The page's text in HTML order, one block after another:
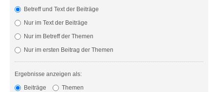
Betreff und Text der Beiträge
Nur im Text der Beiträge
Nur im Betreff der Themen
Nur im ersten Beitrag der Themen
Ergebnisse anzeigen als:
Beiträge
Themen